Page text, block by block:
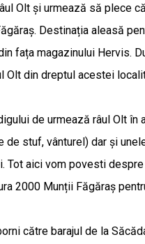
Olt și urmează să plece
Destinația aleasă
fața magazinului Hervis.
Olt din dreptul acestei
de urmează râul Olt
de stuf, vânturel) dar și
Tot aici vom povesti
2000 Munții Făgăraș
către barajul de la